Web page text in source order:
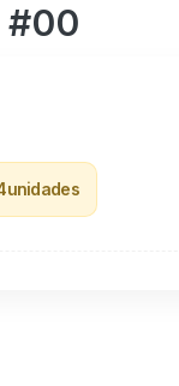
#00
unidades